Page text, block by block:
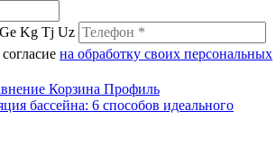
Ge Kg Tj Uz
на обработку своих персональных
Корзина Профиль
бассейна: 6 способов идеального